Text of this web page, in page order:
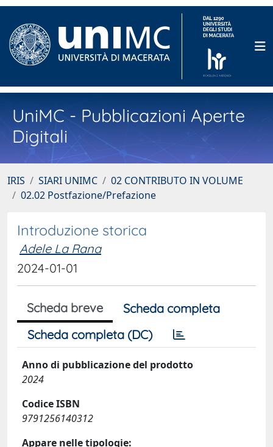
UniMC - Pubblicazioni Aperte
Digitali
IRIS SIARI UNIMC
02 CONTRIBUTO IN VOLUME
02.02 Postfazione/Prefazione
Introduzione storica
Adele La Rana
2024-01-01
Scheda breve
Scheda completa
Scheda completa (DC)
Anno di pubblicazione del prodotto
2024
Codice ISBN
9791256140312
Appare nelle tipologie: